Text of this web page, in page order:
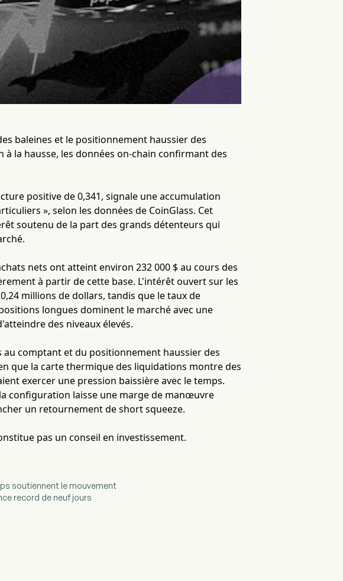
baleines et le positionnement haussier des
la hausse, les données on-chain confirmant des
positive de 0,341, signale une accumulation
», selon les données de CoinGlass. Cet
soutenu de la part des grands détenteurs qui
nets ont atteint environ 232 000 $ au cours des
à partir de cette base. L'intérêt ouvert sur les
millions de dollars, tandis que le taux de
longues dominent le marché avec une
des niveaux élevés.
au comptant et du positionnement haussier des
que la carte thermique des liquidations montre des
exercer une pression baissière avec le temps.
configuration laisse une marge de manœuvre
un retournement de short squeeze.
pas un conseil en investissement.
soutiennent le mouvement
record de neuf jours